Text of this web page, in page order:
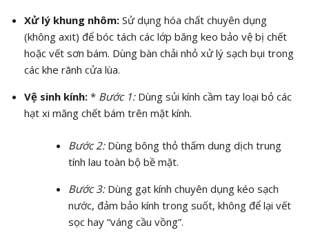
Xử lý khung nhôm:Sử dụng hóa chất chuyên dụng
(không axit) để bóc tách các lớp băng keo bảo vệ bị chết
hoặc vết sơn bám. Dùng bàn chải nhỏ xử lý sạch bụi trong
các khe rãnh cửa lùa.
Vệ sinh kính:* Bước 1:Dùng sủi kính cầm tay loại bỏ các
hạt xi măng chết bám trên mặt kính.
Bước 2:Dùng bông thỏ thấm dung dịch trung
tính lau toàn bộ bề mặt.
Bước 3:Dùng gạt kính chuyên dụng kéo sạch
nước, đảm bảo kính trong suốt, không để lại vết
sọc hay “váng cầu vồng”.